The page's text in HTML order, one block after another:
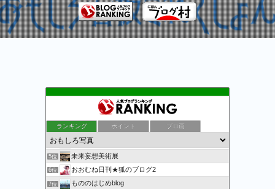
ランキング ポイント ブロ画
万物秘宝館
写真と歩く Photo Walk
4位 立体写真日記
5位 未来妄想美術展
6位 おおむね日刊★狐のブログ2
7位 もののはじめblog